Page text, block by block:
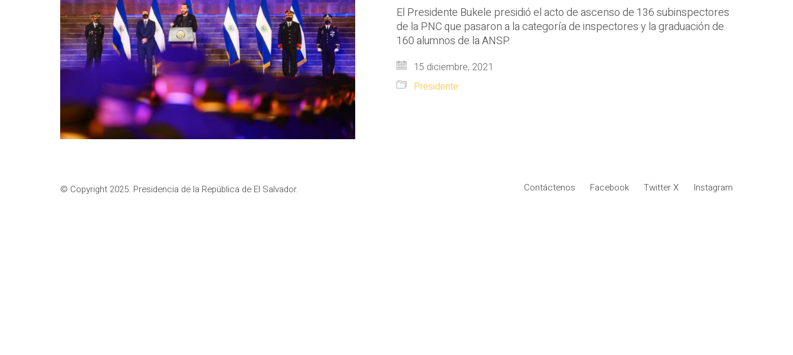
El Presidente Bukele presidió el acto de ascenso de 136 subinspectores
de la PNC que pasaron a la categoría de inspectores y la graduación de
160 alumnos de la ANSP.
15 diciembre, 2021
Presidente
Contáctenos Facebook Twitter X Instagram
© Copyright 2025. Presidencia de la República de El Salvador.